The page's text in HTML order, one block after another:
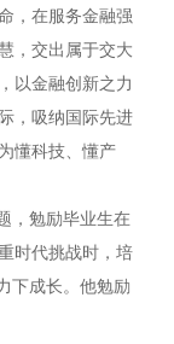
，在服务金融强
，交出属于交大
以金融创新之力
，吸纳国际先进
懂科技、懂产
，勉励毕业生在
时代挑战时，培
下成长。他勉励